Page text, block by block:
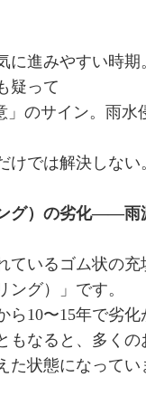
に進みやすい時期
疑って
」のサイン。雨水
けでは解決しない
グ）の劣化——雨
ているゴム状の充
グ）」です。
ら10〜15年で劣化
もなると、多くの
た状態になってい